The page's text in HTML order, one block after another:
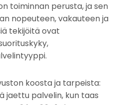
toiminnan perusta, ja sen
nopeuteen, vakauteen ja
tekijöitä ovat
koosta ja tarpeista:
jaettu palvelin, kun taas